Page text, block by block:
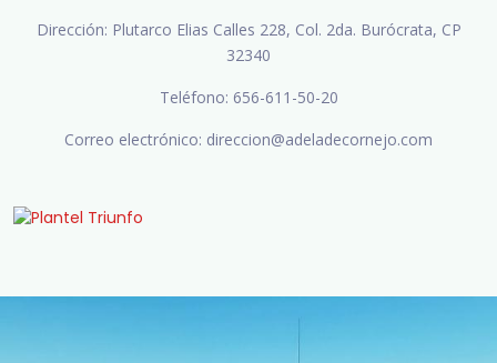
Dirección: Plutarco Elias Calles 228, Col. 2da. Burócrata, CP
32340
Teléfono: 656-611-50-20
Correo electrónico: direccion@adeladecornejo.com